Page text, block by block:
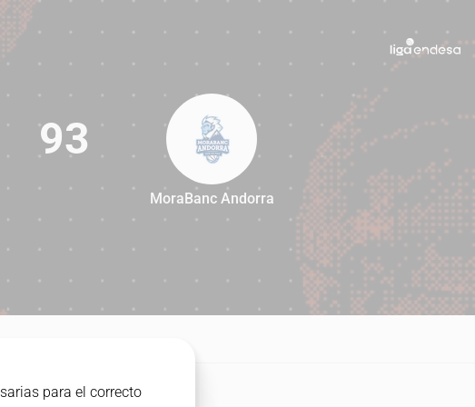
93
MoraBanc Andorra
para el correcto